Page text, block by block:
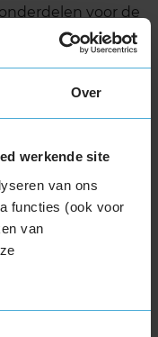
Over
werkende site
van ons
functies (ook voor
van
voor de
ontvang je altijd
voor alle
in Tilburg
in
en
(e-bikes)